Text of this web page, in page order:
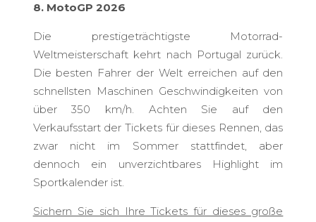
8. MotoGP 2026
Die prestigeträchtigste Motorrad-
Weltmeisterschaft kehrt nach Portugal zurück.
Die besten Fahrer der Welt erreichen auf den
schnellsten Maschinen Geschwindigkeiten von
über 350 km/h. Achten Sie auf den
Verkaufsstart der Tickets für dieses Rennen, das
zwar nicht im Sommer stattfindet, aber
dennoch ein unverzichtbares Highlight im
Sportkalender ist.
Sichern Sie sich Ihre Tickets für dieses große